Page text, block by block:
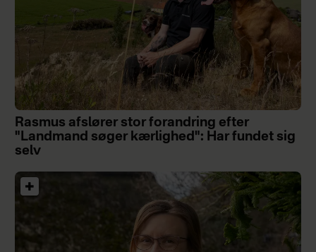
Rasmus afslører stor forandring efter
"Landmand søger kærlighed": Har fundet sig
selv